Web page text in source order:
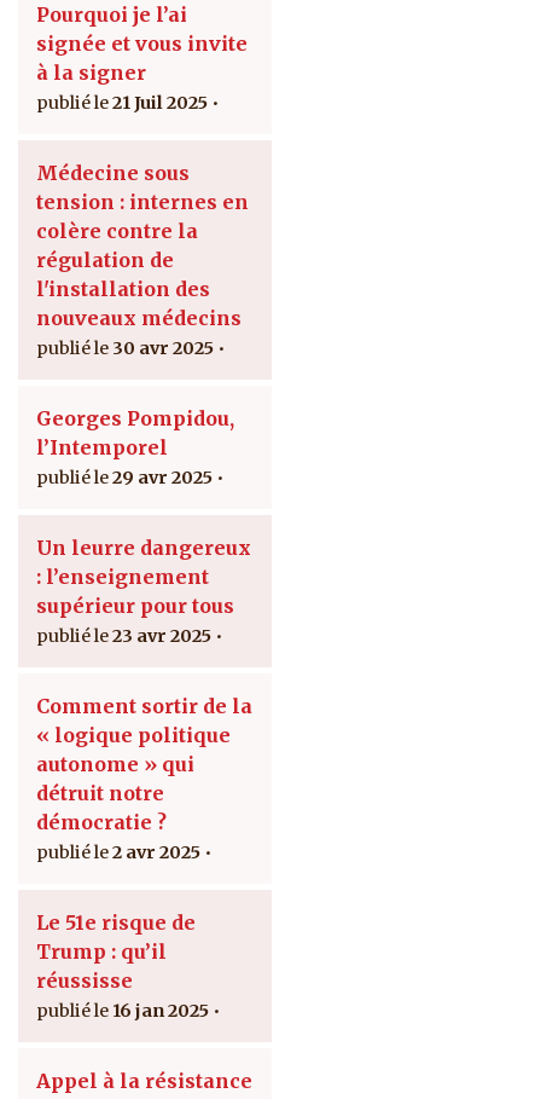
Pourquoi je l’ai
signée et vous invite
à la signer
21 Juil 2025
Médecine sous
tension : internes en
colère contre la
régulation de
l'installation des
nouveaux médecins
30 avr 2025
Georges Pompidou,
l’Intemporel
29 avr 2025
Un leurre dangereux
: l’enseignement
supérieur pour tous
23 avr 2025
Comment sortir de la
« logique politique
autonome » qui
détruit notre
démocratie ?
2 avr 2025
Le 51e risque de
Trump : qu’il
réussisse
16 jan 2025
Appel à la résistance